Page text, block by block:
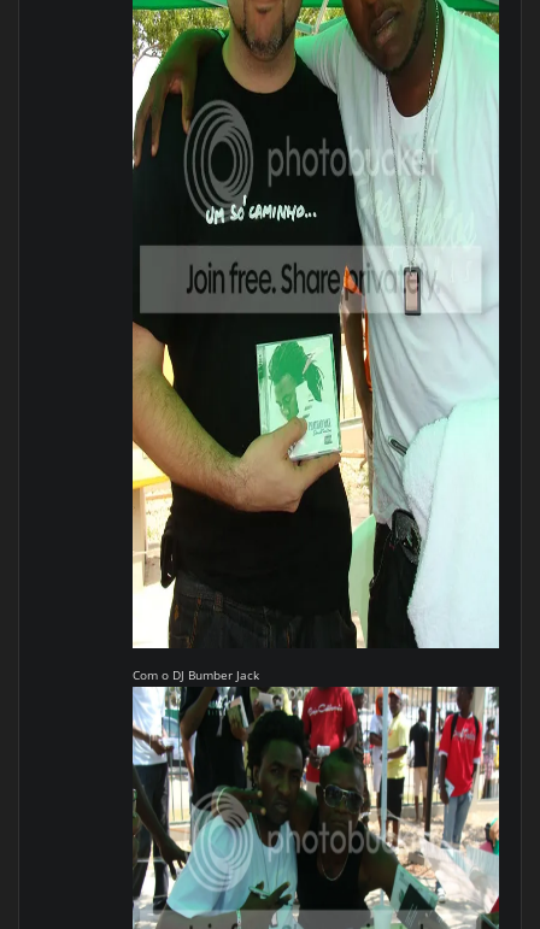
Com o DJ Bumber Jack